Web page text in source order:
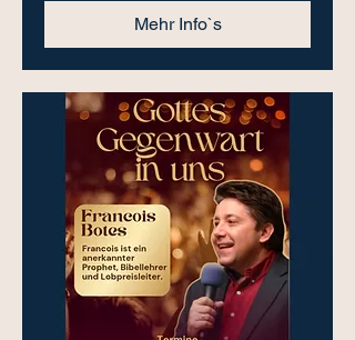
Mehr Info`s